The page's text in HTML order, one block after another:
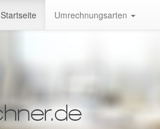
Startseite Umrechnungsarten